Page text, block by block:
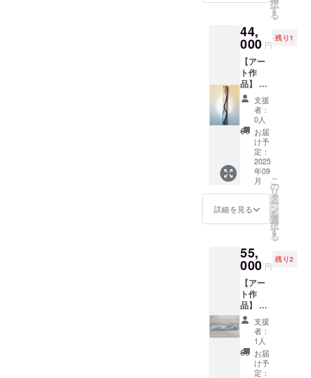
際の商
品と画
面上の
色味が
若干異
なる場
合がご
ざいま
す。あ
らかじ
めご了
承くだ
さい。
クスト
ア・木
製パネ
ル ・サ
イズ：
約W870
㎜×約
H160
㎜ ・
ご住所
等お送
り先を
お知ら
せくだ
さい ・
お使い
のモニ
ター環
品と画
面上の
色味が
若干異
なる場
合がご
ざいま
す。あ
らかじ
めご了
承くだ
さい。
択
す
る
44,
000 円
残り1
【アー
ト作
品】 ・
お礼
メッ
セージ
付き ・
作品1点
もの ・
作品B-
②【ene
flow】
・アク
リル・
ミクス
ディ
ア・パ
ネル ・
サイ
ズ：
W100㎜
×H900
㎜ ・
ご住所
等お送
り先を
お知ら
支援
者：
0人
お届
け予
定：
2025
年09
月
詳細を見る
こ
の
リ
タ
ー
ン
を
選
択
す
る
55,
000 円
残り2
【アー
ト作
品】 ・
お礼
メッ
セージ
付き ・
作品1点
もの
支援
者：
1人
お届
け予
定：